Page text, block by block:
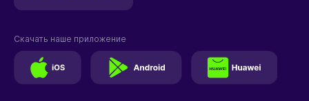
Скачать наше приложение